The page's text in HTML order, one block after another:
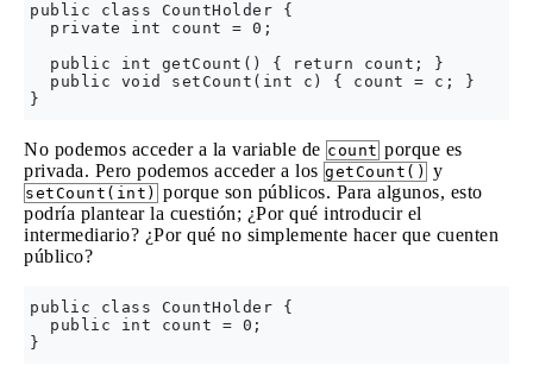
public class CountHolder {
  private int count = 0;
  public int getCount() { return count; }
  public void setCount(int c) { count = c; }
No podemos acceder a la variable de count porque es
privada. Pero podemos acceder a los getCount() y
setCount(int) porque son públicos. Para algunos, esto
podría plantear la cuestión; ¿Por qué introducir el
intermediario? ¿Por qué no simplemente hacer que cuenten
público?
public class CountHolder {
  public int count = 0;